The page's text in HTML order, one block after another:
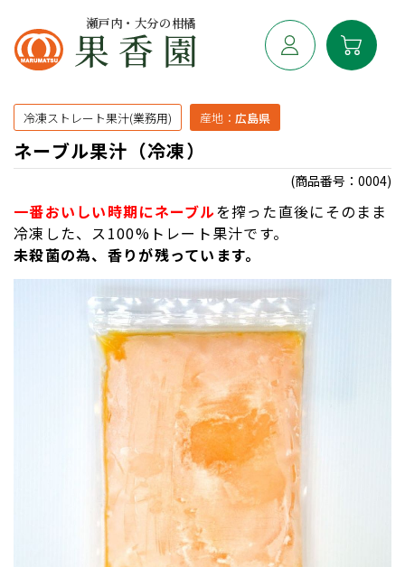
瀬戸内・大分の柑橘
冷凍ストレート果汁(業務用) 産地： 広島県
ネーブル果汁（冷凍）
(商品番号：0004)
一番おいしい時期にネーブルを搾った直後にそのまま
冷凍した、ス100%トレート果汁です。
未殺菌の為、香りが残っています。